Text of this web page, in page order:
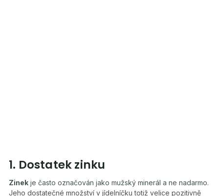
1. Dostatek zinku
Zinek je často označován jako mužský minerál a ne nadarmo.
Jeho dostatečné množství v jídelníčku totiž velice pozitivně